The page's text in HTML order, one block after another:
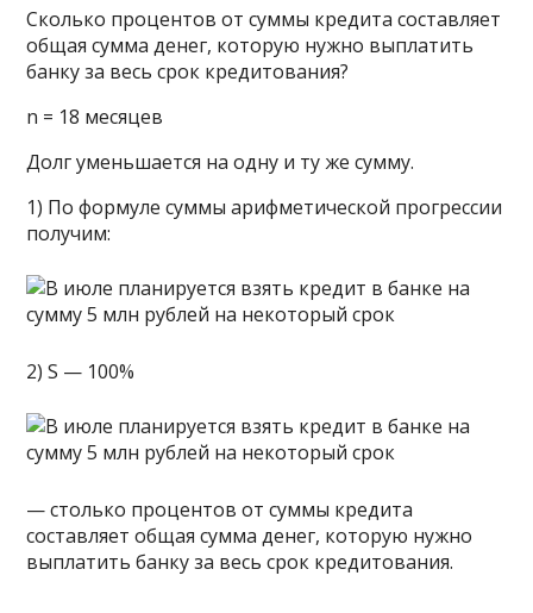
Сколько процентов от суммы кредита составляет
общая сумма денег, которую нужно выплатить
банку за весь срок кредитования?
n = 18 месяцев
Долг уменьшается на одну и ту же сумму.
1) По формуле суммы арифметической прогрессии
получим:
2) S — 100%
— столько процентов от суммы кредита
составляет общая сумма денег, которую нужно
выплатить банку за весь срок кредитования.